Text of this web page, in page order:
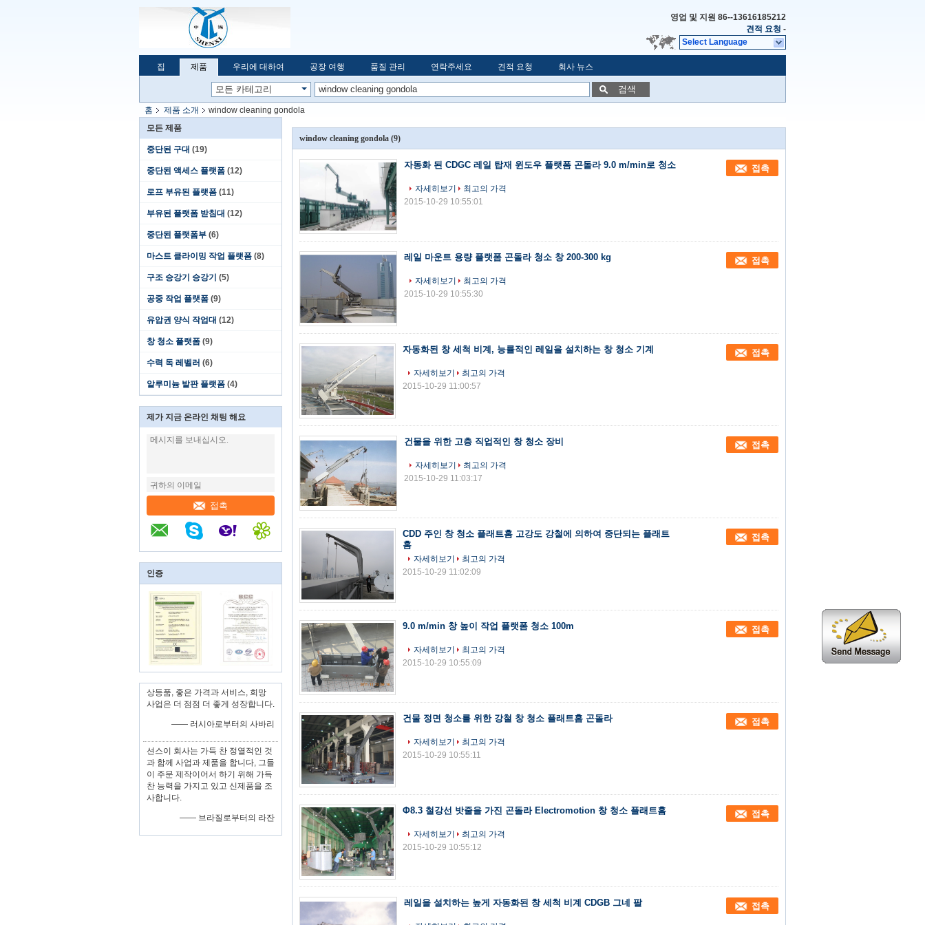
영업 및 지원 86--13616185212
견적 요청 -
Select Language
집 제품 우리에 대하여 공장 여행 품질 관리 연락주세요 견적 요청 회사 뉴스
검색
홈 제품 소개
window cleaning gondola
모든 제품
중단된 구대 (19)
중단된 액세스 플랫폼 (12)
로프 부유된 플랫폼 (11)
부유된 플랫폼 받침대 (12)
중단된 플랫폼부 (6)
마스트 클라이밍 작업 플랫폼 (8)
구조 승강기 승강기 (5)
공중 작업 플랫폼 (9)
유압권 양식 작업대 (12)
창 청소 플랫폼 (9)
수력 독 레벨러 (6)
알루미늄 발판 플랫폼 (4)
제가 지금 온라인 채팅 해요
접촉
인증
상등품, 좋은 가격과 서비스, 희망
사업은 더 점점 더 좋게 성장합니다.
—— 러시아로부터의 사바리
션스이 회사는 가득 찬 정열적인 것
과 함께 사업과 제품을 합니다, 그들
이 주문 제작이어서 하기 위해 가득
찬 능력을 가지고 있고 신제품을 조
사합니다.
—— 브라질로부터의 라잔
window cleaning gondola (9)
자동화 된 CDGC 레일 탑재 윈도우 플랫폼 곤돌라 9.0 m/min로 청소 접촉
자세히보기
최고의 가격
2015-10-29 10:55:01
레일 마운트 용량 플랫폼 곤돌라 청소 창 200-300 kg 접촉
자세히보기
최고의 가격
2015-10-29 10:55:30
자동화된 창 세척 비계, 능률적인 레일을 설치하는 창 청소 기계 접촉
자세히보기
최고의 가격
2015-10-29 11:00:57
건물을 위한 고층 직업적인 창 청소 장비 접촉
자세히보기
최고의 가격
2015-10-29 11:03:17
CDD 주인 창 청소 플래트홈 고강도 강철에 의하여 중단되는 플래트
홈
접촉
자세히보기
최고의 가격
2015-10-29 11:02:09
9.0 m/min 창 높이 작업 플랫폼 청소 100m 접촉
자세히보기
최고의 가격
2015-10-29 10:55:09
건물 정면 청소를 위한 강철 창 청소 플래트홈 곤돌라 접촉
자세히보기
최고의 가격
2015-10-29 10:55:11
Φ8.3 철강선 밧줄을 가진 곤돌라 Electromotion 창 청소 플래트홈 접촉
자세히보기
최고의 가격
2015-10-29 10:55:12
레일을 설치하는 높게 자동화된 창 세척 비계 CDGB 그네 팔 접촉